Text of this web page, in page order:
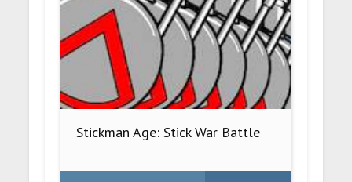
Stickman Age: Stick War Battle